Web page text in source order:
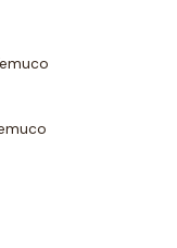
Temuco
5, Temuco